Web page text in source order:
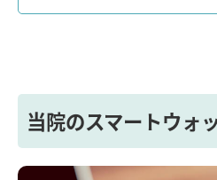
当院のスマートウォ